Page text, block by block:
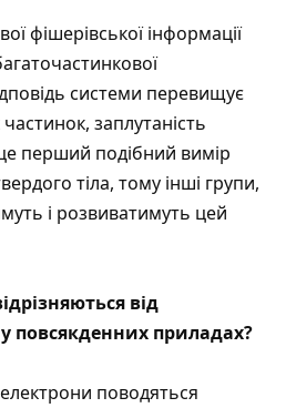
фішерівської інформації
системи перевищує
заплутаність
перший подібний вимір
тіла, тому інші групи,
і розвиватимуть цей
від
повсякденних приладах?
поводяться